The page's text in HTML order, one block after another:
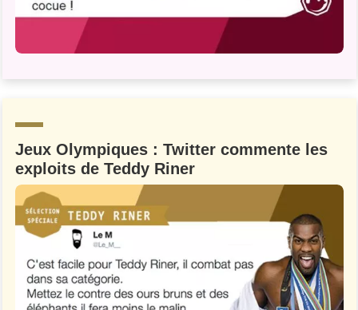
Jeux Olympiques : Twitter commente les
exploits de Teddy Riner